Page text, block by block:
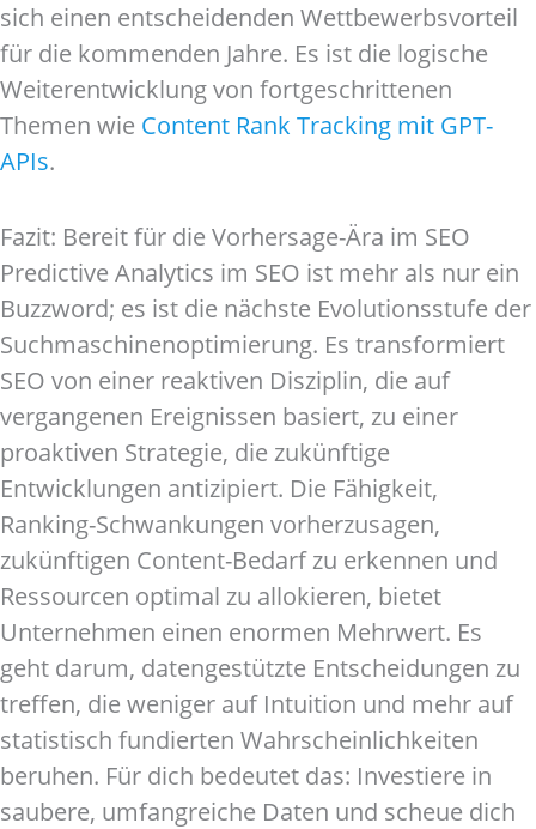
sich einen entscheidenden Wettbewerbsvorteil
für die kommenden Jahre. Es ist die logische
Weiterentwicklung von fortgeschrittenen
Themen wie Content Rank Tracking mit GPT-
APIs.
Fazit: Bereit für die Vorhersage-Ära im SEO
Predictive Analytics im SEO ist mehr als nur ein
Buzzword; es ist die nächste Evolutionsstufe der
Suchmaschinenoptimierung. Es transformiert
SEO von einer reaktiven Disziplin, die auf
vergangenen Ereignissen basiert, zu einer
proaktiven Strategie, die zukünftige
Entwicklungen antizipiert. Die Fähigkeit,
Ranking-Schwankungen vorherzusagen,
zukünftigen Content-Bedarf zu erkennen und
Ressourcen optimal zu allokieren, bietet
Unternehmen einen enormen Mehrwert. Es
geht darum, datengestützte Entscheidungen zu
treffen, die weniger auf Intuition und mehr auf
statistisch fundierten Wahrscheinlichkeiten
beruhen. Für dich bedeutet das: Investiere in
saubere, umfangreiche Daten und scheue dich